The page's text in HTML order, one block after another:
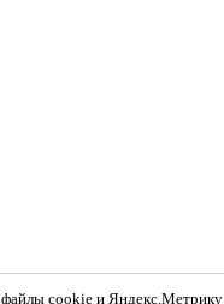
файлы cookie и Яндекс.Метрику